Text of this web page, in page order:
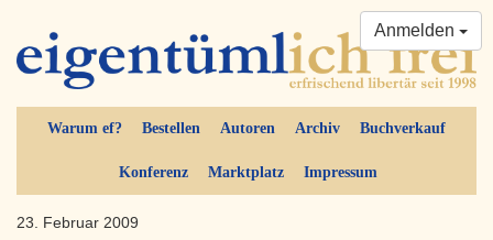
Warum ef? Bestellen Autoren Archiv Buchverkauf
Konferenz Marktplatz Impressum
Anmelden
23. Februar 2009